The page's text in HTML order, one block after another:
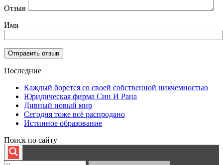
Отзыв
Имя
Последние
Каждый борется со своей собственной никчемностью
Юридическая фирма Син И Рана
Дивный новый мир
Сегодня тоже всё распродано
Истинное образование
Поиск по сайту